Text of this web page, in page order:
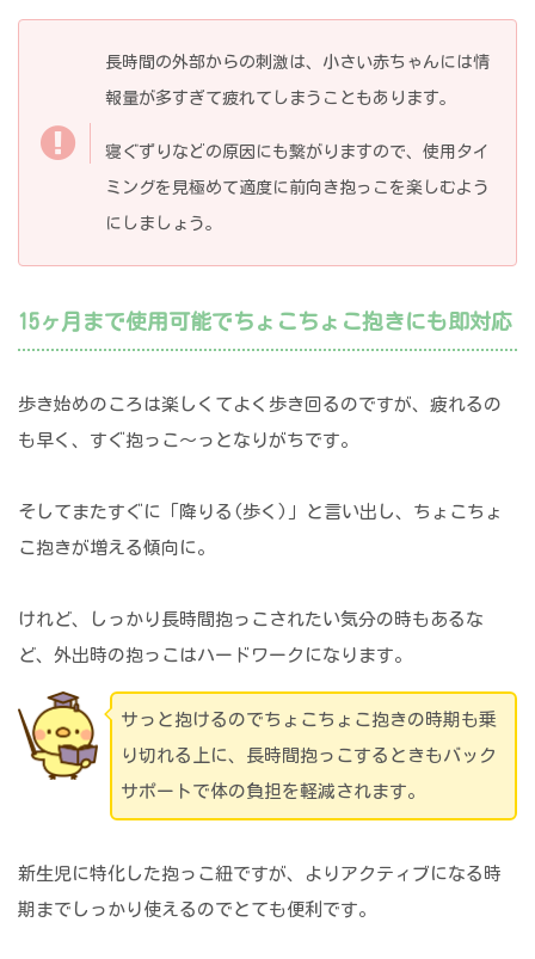
長時間の外部からの刺激は、小さい赤ちゃんには情
報量が多すぎて疲れてしまうこともあります。
寝ぐずりなどの原因にも繋がりますので、使用タイ
ミングを見極めて適度に前向き抱っこを楽しむよう
にしましょう。
15ヶ月まで使用可能でちょこちょこ抱きにも即対応
歩き始めのころは楽しくてよく歩き回るのですが、疲れるの
も早く、すぐ抱っこ～っとなりがちです。
そしてまたすぐに「降りる(歩く)」と言い出し、ちょこちょ
こ抱きが増える傾向に。
けれど、しっかり長時間抱っこされたい気分の時もあるな
ど、外出時の抱っこはハードワークになります。
サっと抱けるのでちょこちょこ抱きの時期も乗
り切れる上に、長時間抱っこするときもバック
サポートで体の負担を軽減されます。
新生児に特化した抱っこ紐ですが、よりアクティブになる時
期までしっかり使えるのでとても便利です。